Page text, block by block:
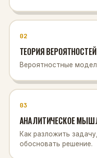
02
ТЕОРИЯ ВЕРОЯТНОСТЕЙ
Вероятностные
03
АНАЛИТИЧЕСКОЕ
Как разложить
обосновать решение.